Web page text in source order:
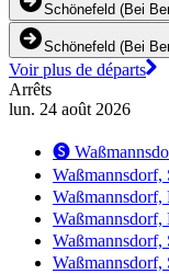
Schönefeld (Bei
Schönefeld (Bei
Voir plus de départs
Arrêts
lun. 24 août 2026
🅢
Waßmannsdorf,
Waßmannsdorf,
Waßmannsdorf,
Waßmannsdorf,